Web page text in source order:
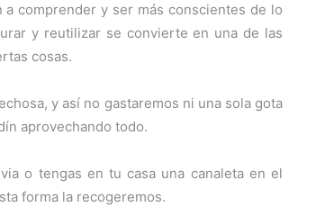
a comprender y ser más conscientes de lo
y reutilizar se convierte en una de las
cosas.
y así no gastaremos ni una sola gota
aprovechando todo.
o tengas en tu casa una canaleta en el
forma la recogeremos.